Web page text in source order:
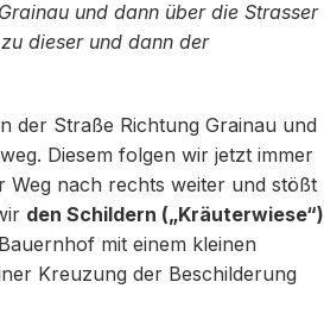
und dann über die Strasser
dieser und dann der
der Straße Richtung Grainau und
Diesem folgen wir jetzt immer
Weg nach rechts weiter und stößt
den Schildern („Kräuterwiese“)
mit einem kleinen
Kreuzung der Beschilderung